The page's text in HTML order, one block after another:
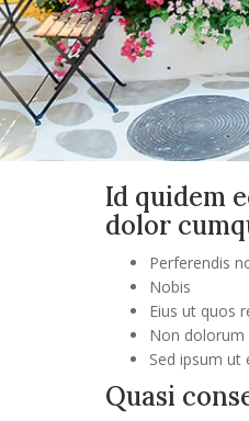
Id quidem
dolor
Perferendis
Nobis
Eius ut quos
Non
Sed ipsum ut
Quasi